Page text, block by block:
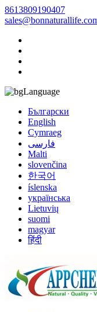
8613809190407
Language
Български
English
Cymraeg
فارسی
Malti
slovenčina
한국어
íslenska
українська
Lietuvių
suomi
magyar
हिंदी